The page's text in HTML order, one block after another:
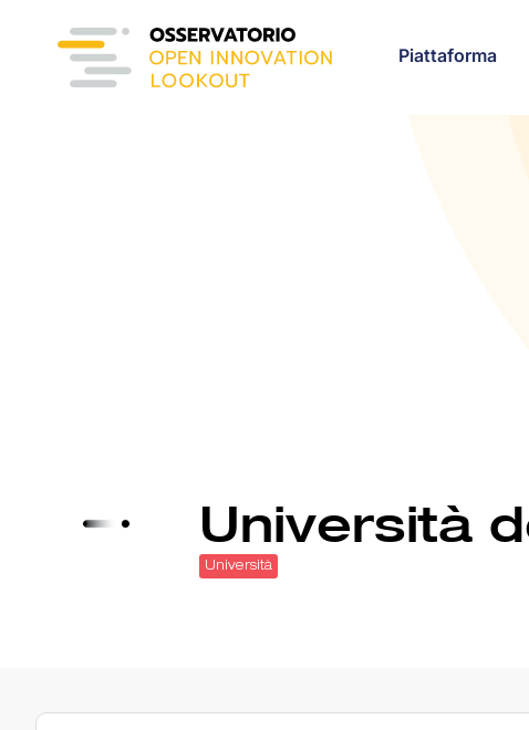
Piattaforma
Università
Università